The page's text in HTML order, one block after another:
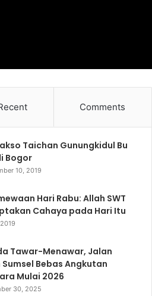
Comments
Taichan Gunungkidul Bu
Bogor
10, 2019
Hari Rabu: Allah SWT
Cahaya pada Hari Itu
Tawar-Menawar, Jalan
Sumsel Bebas Angkutan
Mulai 2026
30, 2025